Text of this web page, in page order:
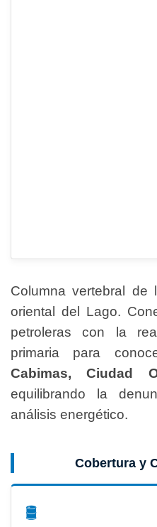
Columna vertebral de
oriental del Lago.
petroleras con la
primaria para
Cabimas, Ciudad
equilibrando la
análisis energético.
Cobertura y
🛢️